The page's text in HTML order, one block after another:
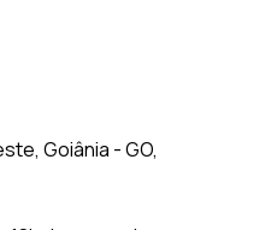
Goiânia - GO,